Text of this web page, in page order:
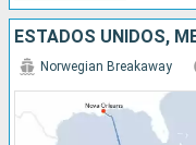
Norwegian Breakaway